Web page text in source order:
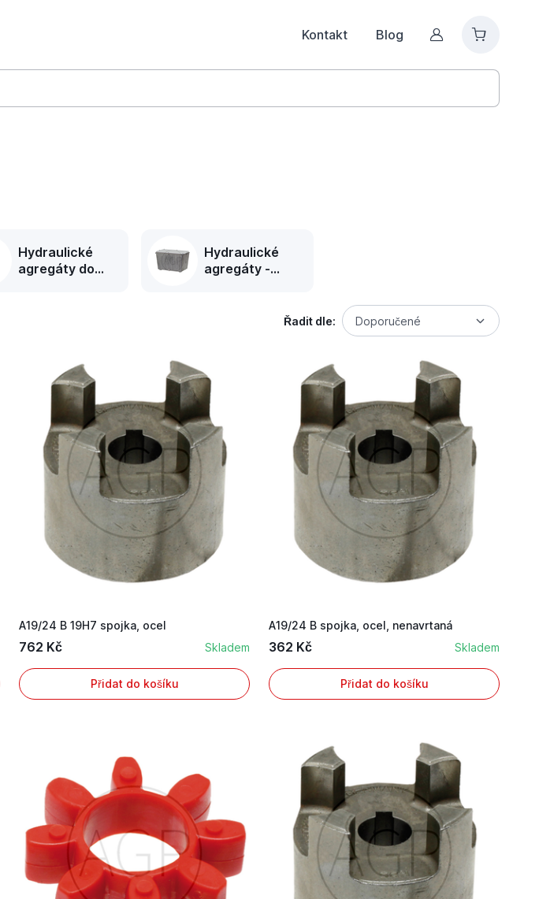
Kontakt Blog Můj účet
Hydraulické
agregáty do
Hydraulické
agregáty -
Řadit dle: Doporučené
A19/24 B 19H7 spojka, ocel
762 Kč Skladem
Přidat do košíku
A19/24 B spojka, ocel, nenavrtaná
362 Kč Skladem
Přidat do košíku